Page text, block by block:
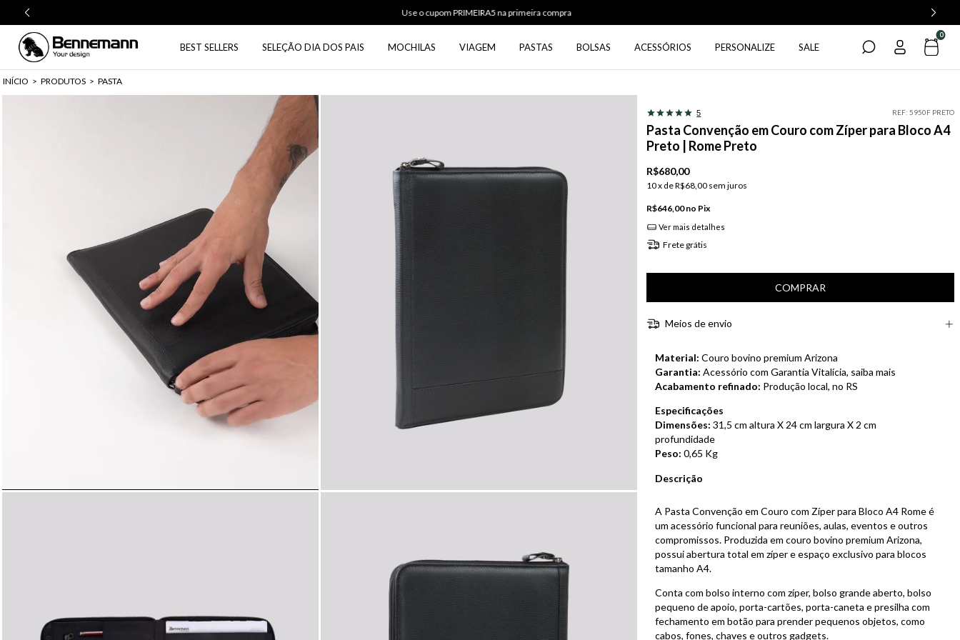
Use o cupom PRIMEIRA5 na primeira compra
BEST SELLERS SELEÇÃO DIA DOS PAIS MOCHILAS VIAGEM PASTAS BOLSAS ACESSÓRIOS PERSONALIZE SALE
0
INÍCIO > PRODUTOS > PASTA
5 REF: 5950F PRETO
Pasta Convenção em Couro com Zíper para Bloco A4
Preto | Rome Preto
R$680,00
10x deR$68,00 sem juros
R$646,00 Pix
Ver mais detalhes
Frete grátis
Meios de envio
Material: Couro bovino premium Arizona
Garantia: Acessório com Garantia Vitalícia, saiba mais
Acabamento refinado: Produção local, no RS
Especificações
Dimensões: 31,5 cm altura X 24 cm largura X 2 cm
profundidade
Peso: 0,65 Kg
Descrição
A Pasta Convenção em Couro com Zíper para Bloco A4 Rome é
um acessório funcional para reuniões, aulas, eventos e outros
compromissos. Produzida em couro bovino premium Arizona,
possui abertura total em zíper e espaço exclusivo para blocos
tamanho A4.
Conta com bolso interno com zíper, bolso grande aberto, bolso
pequeno de apoio, porta-cartões, porta-caneta e presilha com
fechamento em botão para prender pequenos objetos, como
cabos, fones, chaves e outros gadgets.